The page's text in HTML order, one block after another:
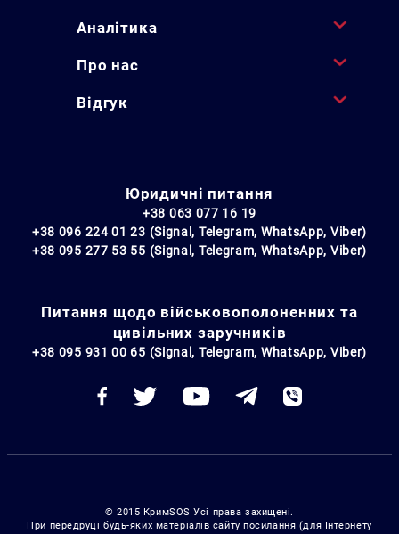
Аналітика
Про нас
Відгук
Юридичні питання
+38 063 077 16 19
+38 096 224 01 23 (Signal, Telegram, WhatsApp, Viber)
+38 095 277 53 55 (Signal, Telegram, WhatsApp, Viber)
Питання щодо військовополоненних та
цивільних заручників
+38 095 931 00 65 (Signal, Telegram, WhatsApp, Viber)
© 2015 КримSOS Усі права захищені.
При передруці будь-яких матеріалів сайту посилання (для Інтернету